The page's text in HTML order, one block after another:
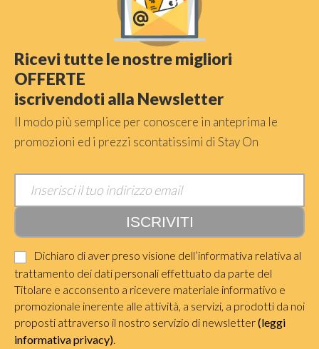
Ricevi tutte le nostre migliori
OFFERTE
iscrivendoti alla Newsletter
Il modo più semplice per conoscere in anteprima le
promozioni ed i prezzi scontatissimi di Stay On
Dichiaro di aver preso visione dell’informativa relativa al
trattamento dei dati personali effettuato da parte del
Titolare e acconsento a ricevere materiale informativo e
promozionale inerente alle attività, a servizi, a prodotti da noi
proposti attraverso il nostro servizio di newsletter(leggi
informativa privacy)